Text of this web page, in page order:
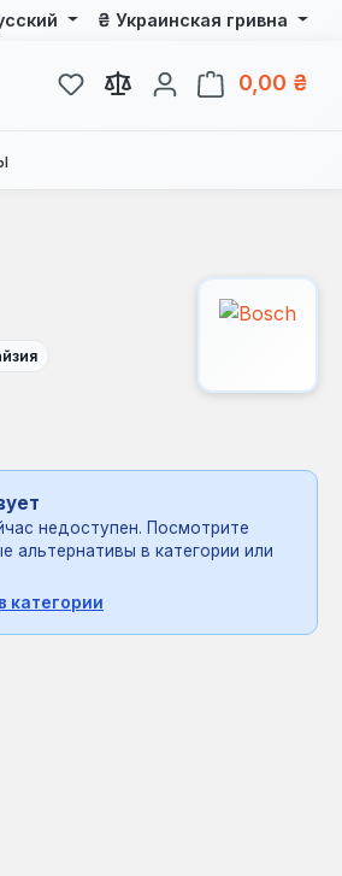
₴ Украинская гривна
У вас есть товары из
0,00 ₴
недоступен. Посмотрите
альтернативы в категории или
категории